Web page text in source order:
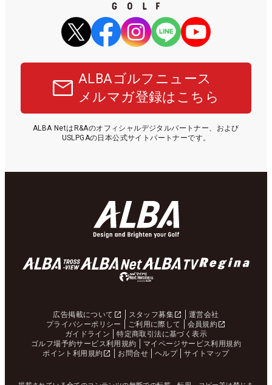
ALBAゴルフニュース
メルマガ登録はこちら
ALBA NetはR&Aのオフィシャルデジタルパートナー、および
USLPGAの日本公式サイトパートナーです。
広告掲載について スタッフ募集
運営会社
プライバシーポリシー
ご利用に際して
会員規約
ガイドライン
特定商取引法に基づく表示
ゴルフ場予約サービス利用規約
マイページサービス利用規約
ポイント利用規約
お問合せ ヘルプ サイトマップ